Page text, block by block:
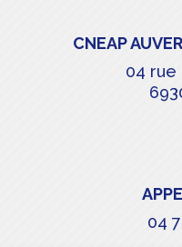
CNEAP
04 rue
04